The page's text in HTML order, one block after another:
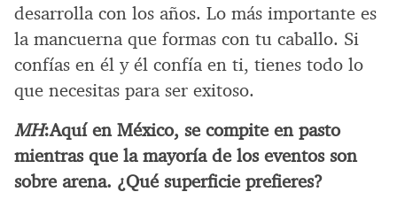
desarrolla con los años. Lo más importante es
la mancuerna que formas con tu caballo. Si
confías en él y él confía en ti, tienes todo lo
que necesitas para ser exitoso.
MH:Aquí en México, se compite en pasto
mientras que la mayoría de los eventos son
sobre arena. ¿Qué superficie prefieres?